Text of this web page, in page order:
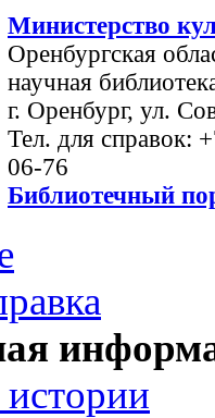
Министерство
Оренбургская
научная
г. Оренбург, ул.
Тел. для справок:
06-76
Библиотечный